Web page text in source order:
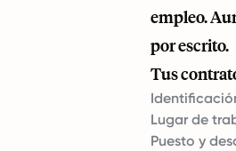
empleo.
por escrito.
Tus
Lugar de
Puesto y